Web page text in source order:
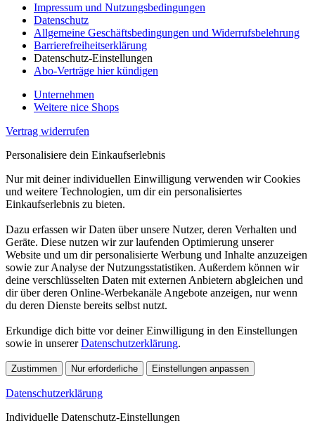
Impressum und Nutzungsbedingungen
Datenschutz
Allgemeine Geschäftsbedingungen und Widerrufsbelehrung
Barrierefreiheitserklärung
Datenschutz-Einstellungen
Abo-Verträge hier kündigen
Unternehmen
Weitere nice Shops
Vertrag widerrufen
Personalisiere dein Einkaufserlebnis
Nur mit deiner individuellen Einwilligung verwenden wir Cookies
und weitere Technologien, um dir ein personalisiertes
Einkaufserlebnis zu bieten.
Dazu erfassen wir Daten über unsere Nutzer, deren Verhalten und
Geräte. Diese nutzen wir zur laufenden Optimierung unserer
Website und um dir personalisierte Werbung und Inhalte anzuzeigen
sowie zur Analyse der Nutzungsstatistiken. Außerdem können wir
deine verschlüsselten Daten mit externen Anbietern abgleichen und
dir über deren Online-Werbekanäle Angebote anzeigen, nur wenn
du deren Dienste bereits selbst nutzt.
Erkundige dich bitte vor deiner Einwilligung in den Einstellungen
sowie in unsererDatenschutzerklärung.
Zustimmen Nur erforderliche Einstellungen anpassen
Datenschutzerklärung
Individuelle Datenschutz-Einstellungen